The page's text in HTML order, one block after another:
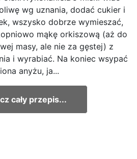
wg uznania, dodać cukier i
wszysko dobrze wymieszać,
mąkę orkiszową (aż do
masy, ale nie za gęstej) z
i wyrabiać. Na koniec wsypać
anyżu, ja...
cały przepis...